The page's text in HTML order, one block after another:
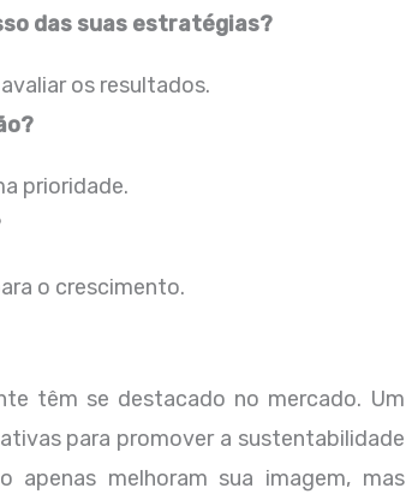
das suas estratégias?
os resultados.
prioridade.
o crescimento.
têm se destacado no mercado. Um
para promover a sustentabilidade
apenas melhoram sua imagem, mas